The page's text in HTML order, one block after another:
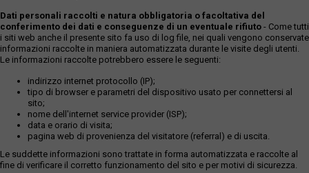
Dati personali raccolti e natura obbligatoria o facoltativa del
conferimento dei dati e conseguenze di un eventuale rifiuto - Come tutti
i siti web anche il presente sito fa uso di log file, nei quali vengono conservate
informazioni raccolte in maniera automatizzata durante le visite degli utenti.
Le informazioni raccolte potrebbero essere le seguenti:
indirizzo internet protocollo (IP);
tipo di browser e parametri del dispositivo usato per connettersi al
sito;
nome dell'internet service provider (ISP);
data e orario di visita;
pagina web di provenienza del visitatore (referral) e di uscita.
Le suddette informazioni sono trattate in forma automatizzata e raccolte al
fine di verificare il corretto funzionamento del sito e per motivi di sicurezza.